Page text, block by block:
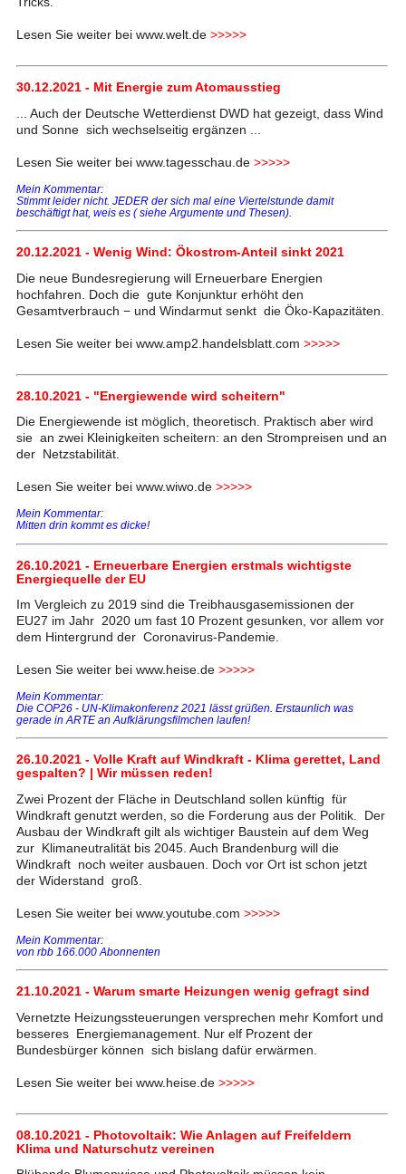
Lesen Sie weiter bei www.welt.de >>>>>
30.12.2021 - Mit Energie zum Atomausstieg
... Auch der Deutsche Wetterdienst DWD hat gezeigt, dass Wind
und Sonne sich wechselseitig ergänzen ...
Lesen Sie weiter bei www.tagesschau.de >>>>>
Mein Kommentar:
Stimmt leider nicht. JEDER der sich mal eine Viertelstunde damit
beschäftigt hat, weis es ( siehe Argumente und Thesen).
20.12.2021 - Wenig Wind: Ökostrom-Anteil sinkt 2021
Die neue Bundesregierung will Erneuerbare Energien
hochfahren. Doch die gute Konjunktur erhöht den
Gesamtverbrauch − und Windarmut senkt die Öko-Kapazitäten.
Lesen Sie weiter bei www.amp2.handelsblatt.com >>>>>
28.10.2021 - "Energiewende wird scheitern"
Die Energiewende ist möglich, theoretisch. Praktisch aber wird
sie an zwei Kleinigkeiten scheitern: an den Strompreisen und an
der Netzstabilität.
Lesen Sie weiter bei www.wiwo.de >>>>>
Mein Kommentar:
Mitten drin kommt es dicke!
26.10.2021 - Erneuerbare Energien erstmals wichtigste
Energiequelle der EU
Im Vergleich zu 2019 sind die Treibhausgasemissionen der
EU27 im Jahr 2020 um fast 10 Prozent gesunken, vor allem vor
dem Hintergrund der Coronavirus-Pandemie.
Lesen Sie weiter bei www.heise.de >>>>>
Mein Kommentar:
Die COP26 - UN-Klimakonferenz 2021 lässt grüßen. Erstaunlich was
gerade in ARTE an Aufklärungsfilmchen laufen!
26.10.2021 - Volle Kraft auf Windkraft - Klima gerettet, Land
gespalten? | Wir müssen reden!
Zwei Prozent der Fläche in Deutschland sollen künftig für
Windkraft genutzt werden, so die Forderung aus der Politik. Der
Ausbau der Windkraft gilt als wichtiger Baustein auf dem Weg
zur Klimaneutralität bis 2045. Auch Brandenburg will die
Windkraft noch weiter ausbauen. Doch vor Ort ist schon jetzt
der Widerstand groß.
Lesen Sie weiter bei www.youtube.com >>>>>
Mein Kommentar:
von rbb 166.000 Abonnenten
21.10.2021 - Warum smarte Heizungen wenig gefragt sind
Vernetzte Heizungssteuerungen versprechen mehr Komfort und
besseres Energiemanagement. Nur elf Prozent der
Bundesbürger können sich bislang dafür erwärmen.
Lesen Sie weiter bei www.heise.de >>>>>
08.10.2021 - Photovoltaik: Wie Anlagen auf Freifeldern
Klima und Naturschutz vereinen